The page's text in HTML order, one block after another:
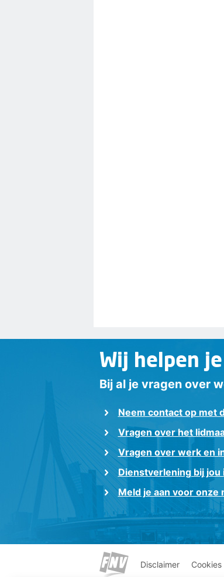
Wij helpen
Bij al je vragen over
Neem contact op met
Vragen over het
Vragen over werk en
Dienstverlening bij jou
Meld je aan voor onze
Disclaimer Cookies